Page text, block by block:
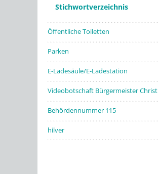
Stichwortverzeichnis
Öffentliche Toiletten
Parken
E-Ladesäule/E-Ladestation
Videobotschaft Bürgermeister Christ
Behördennummer 115
hilver